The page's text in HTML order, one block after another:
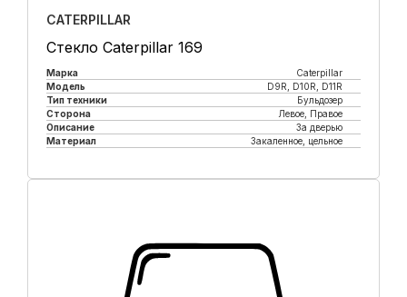
CATERPILLAR
Стекло Caterpillar 169
Марка
Caterpillar
Модель
D9R, D10R, D11R
Тип техники
Бульдозер
Сторона
Левое, Правое
Описание
За дверью
Материал
Закаленное, цельное